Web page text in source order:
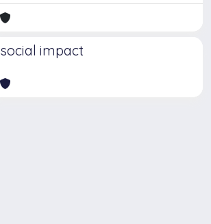
social impact